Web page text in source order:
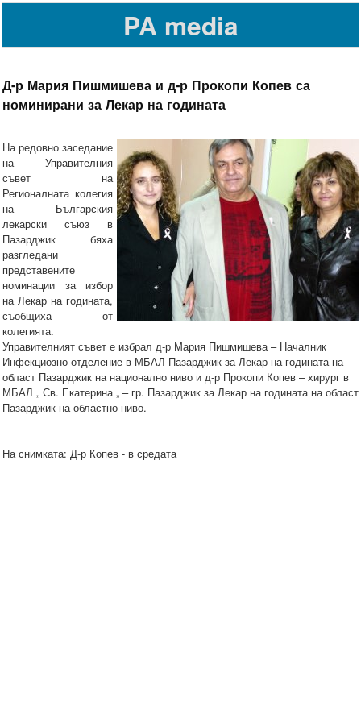
PA media
Д-р Мария Пишмишева и д-р Прокопи Копев са
номинирани за Лекар на годината
На редовно заседание
на Управителния
съвет на
Регионалната колегия
на Българския
лекарски съюз в
Пазарджик бяха
разгледани
представените
номинации за избор
на Лекар на годината,
съобщиха от
колегията.
Управителният съвет е избрал д-р Мария Пишмишева – Началник
Инфекциозно отделение в МБАЛ Пазарджик за Лекар на годината на
област Пазарджик на национално ниво и д-р Прокопи Копев – хирург в
МБАЛ „ Св. Екатерина „ – гр. Пазарджик за Лекар на годината на област
Пазарджик на областно ниво.
На снимката: Д-р Копев - в средата